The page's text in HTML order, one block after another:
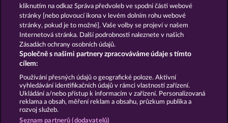
Podmínky Prohlášení o ochraně údajů
Kontakt Společnost Časté dotazy
Facebook
Podat Žádost o Odstoupení
kliknutím na odkaz Správa předvoleb ve spodní části webové
stránky [nebo plovoucí ikona v levém dolním rohu webové
stránky, pokud je to možné]. Vaše volby se projeví v našem
Internetová stránka. Další podrobnosti naleznete v našich
Zásadách ochrany osobních údajů.
Společně s našimi partnery zpracováváme údaje s tímto
cílem:
Používání přesných údajů o geografické poloze. Aktivní
vyhledávání identifikačních údajů v rámci vlastností zařízení.
Ukládání a/nebo přístup k informacím v zařízení. Personalizovaná
reklama a obsah, měření reklam a obsahu, průzkum publika a
rozvoj služeb.
Seznam partnerů (dodavatelů)